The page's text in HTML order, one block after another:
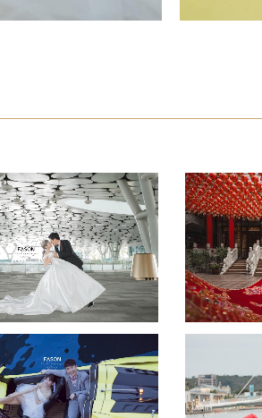
我是MANA
瀏覽攝影作品
戀夏美人魚